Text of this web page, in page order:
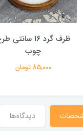
ظرف گرد 16 سانتی
چوب
85,000 تومان
دیدگاه‌ها